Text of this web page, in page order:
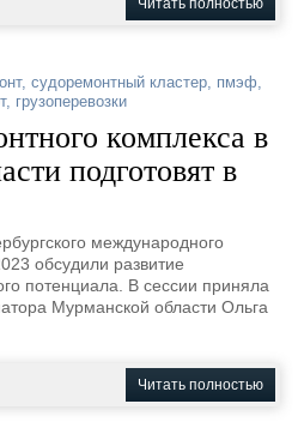
Читать полностью
, судоремонтный кластер, пмэф,
, грузоперевозки
комплекса в
подготовят в
международного
обсудили развитие
потенциала. В сессии приняла
Мурманской области Ольга
Читать полностью